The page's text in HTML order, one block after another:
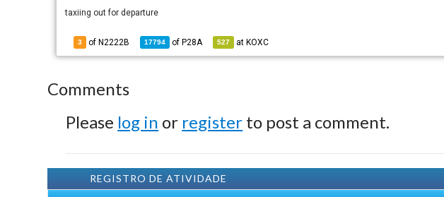
taxiing out for departure
3 of N2222B 17794 of P28A 527 at KOXC
Comments
Please log in or register to post a comment.
REGISTRO DE ATIVIDADE